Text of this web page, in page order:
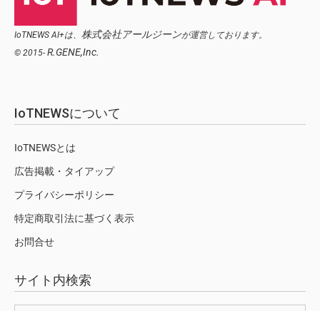
IoTNEWS AI+は、 株式会社アールジーンが運営しております。
© 2015- R.GENE,Inc.
IoTNEWSについて
IoTNEWSとは
広告掲載・タイアップ
プライバシーポリシー
特定商取引法に基づく表示
お問合せ
サイト内検索